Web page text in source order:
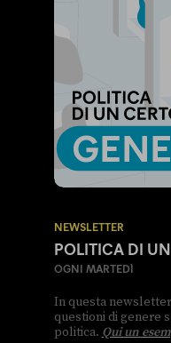
NEWSLETTER
POLITICA DI
OGNI MARTEDÌ
In questa
questioni di genere
politica. Qui un